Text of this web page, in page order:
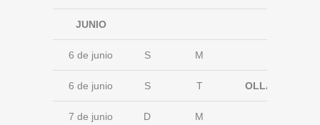
JUNIO
6 de junio S M
6 de junio S T OLLARGAN
7 de junio D M